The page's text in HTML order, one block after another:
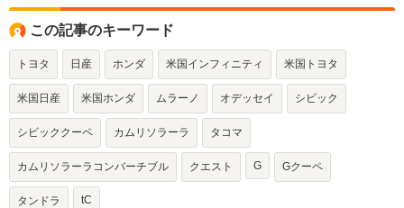
この記事のキーワード
トヨタ 日産 ホンダ 米国インフィニティ 米国トヨタ
米国日産 米国ホンダ ムラーノ オデッセイ シビック
シビッククーペ カムリソラーラ タコマ
カムリソラーラコンバーチブル クエスト G Gクーペ
タンドラ tC